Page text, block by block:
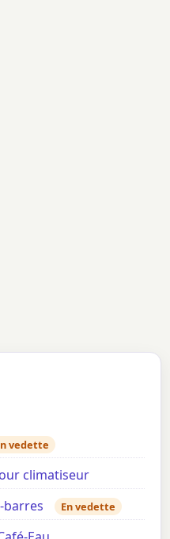
vedette
climatiseur
barres
En vedette